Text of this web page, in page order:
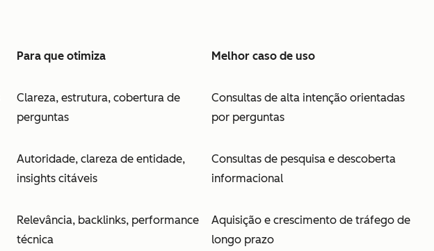
Para que otimiza Melhor caso de uso
Clareza, estrutura, cobertura de
perguntas
Consultas de alta intenção orientadas
por perguntas
Autoridade, clareza de entidade,
insights citáveis
Consultas de pesquisa e descoberta
informacional
Relevância, backlinks, performance
técnica
Aquisição e crescimento de tráfego de
longo prazo